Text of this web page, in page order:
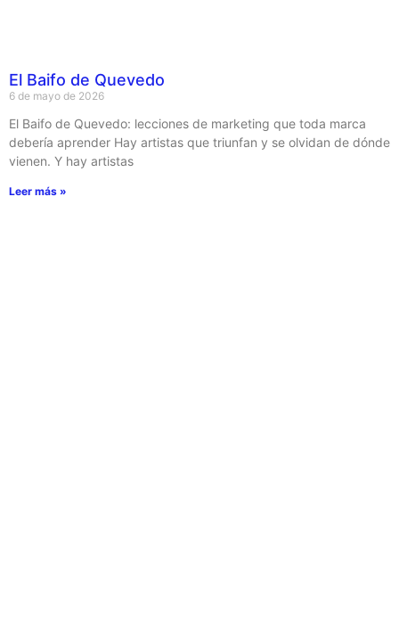
El Baifo de Quevedo
6 de mayo de 2026
El Baifo de Quevedo: lecciones de marketing que toda marca
debería aprender Hay artistas que triunfan y se olvidan de dónde
vienen. Y hay artistas
Leer más »